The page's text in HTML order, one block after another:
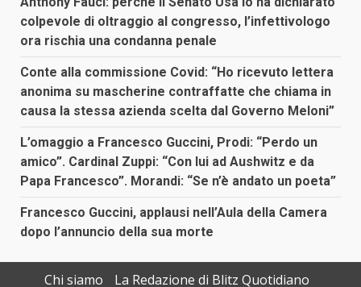
colpevole di oltraggio al congresso, l’infettivologo
ora rischia una condanna penale
Conte alla commissione Covid: “Ho ricevuto lettera
anonima su mascherine contraffatte che chiama in
causa la stessa azienda scelta dal Governo Meloni”
L’omaggio a Francesco Guccini, Prodi: “Perdo un
amico”. Cardinal Zuppi: “Con lui ad Aushwitz e da
Papa Francesco”. Morandi: “Se n’è andato un poeta”
Francesco Guccini, applausi nell’Aula della Camera
dopo l’annuncio della sua morte
Chi siamo La Redazione di Blitz Quotidiano